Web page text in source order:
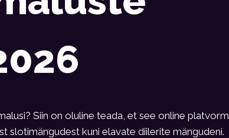
Siin on oluline teada, et see online platvorm
slotimängudest kuni elavate diilerite mängudeni.